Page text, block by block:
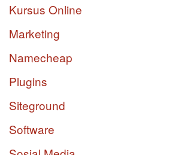
Kursus Online
Marketing
Namecheap
Plugins
Siteground
Software